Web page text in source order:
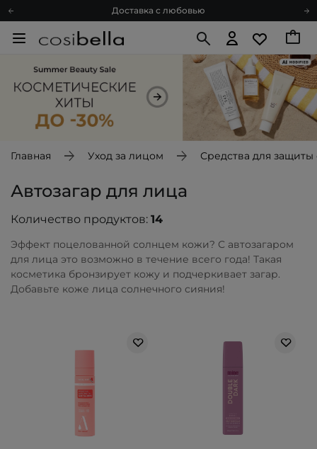
Доставка с любовью
Подарочные карты
Спроси косметолога
Познакомимся?
Доставка с любовью
Блог
Главная Уход за лицом Средства для защиты
Автозагар для лица
Количество продуктов: 14
Эффект поцелованной солнцем кожи? С автозагаром
для лица это возможно в течение всего года! Такая
косметика бронзирует кожу и подчеркивает загар.
Добавьте коже лица солнечного сияния!